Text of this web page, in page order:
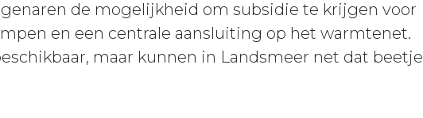
de mogelijkheid om subsidie te krijgen voor
en een centrale aansluiting op het warmtenet.
maar kunnen in Landsmeer net dat beetje